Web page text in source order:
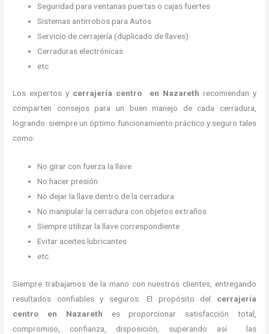
Seguridad para ventanas puertas o cajas fuertes
Sistemas antirrobos para Autos
Servicio de cerrajería (duplicado de llaves)
Cerraduras electrónicas
etc
Los expertos y cerrajería centro en Nazareth recomiendan y
comparten consejos para un buen manejo de cada cerradura,
logrando siempre un óptimo funcionamiento práctico y seguro tales
como:
No girar con fuerza la llave
No hacer presión
No dejar la llave dentro de la cerradura
No manipular la cerradura con objetos extraños
Siempre utilizar la llave correspondiente
Evitar aceites lubricantes
etc.
Siempre trabajamos de la mano con nuestros clientes, entregando
resultados confiables y seguros. El propósito del cerrajería
centro en Nazareth es proporcionar satisfacción total,
compromiso, confianza, disposición, superando así las